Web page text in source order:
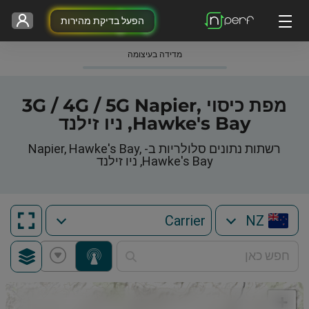
הפעל בדיקת מהירות
מדידה בעיצומה
מפת כיסוי 3G / 4G / 5G Napier,
Hawke's Bay, ניו זילנד
רשתות נתונים סלולריות ב- Napier, Hawke's Bay,
Hawke's Bay, ניו זילנד
NZ